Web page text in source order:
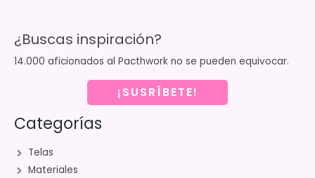
¿Buscas inspiración?
14.000 aficionados al Pacthwork no se pueden equivocar.
¡SUSRÍBETE!
Categorías
Telas
Materiales